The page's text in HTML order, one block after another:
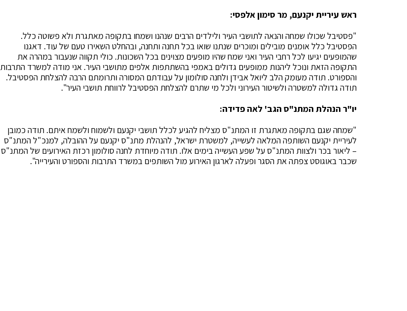
ראש עיריית יקנעם, מר סימון אלפסי:
"פסטיבל שכולו שמחה והנאה לתושבי העיר ולילדים הרבים שנהנו ושמחו בתקופה מאתגרת ולא פשוטה כלל.
הפסטיבל כלל אומנים מובילים ומוכרים שנתנו שואו בכל תחנה ותחנה, ובהחלט השאירו טעם של עוד. דאגנו
שהמופעים יגיעו לכל רחבי העיר ואני שמח שהיו מופעים מצוינים בכל השכונות. כולי תקווה שנעבור במהרה את
התקופה הזאת ונוכל ליהנות ממופעים גדולים באמפי בהשתתפות אלפים מתושבי העיר. אני מודה למשרד התרבות
והספורט. תודה מעומק הלב ליואל אבידן ולחנה סולומון על עבודתם המסורה ותרומתם הרבה להצלחת הפסטיבל.
תודה גדולה למשטרה ולשיטור העירוני ולכל מי שתרם להצלחת הפסטיבל לרווחת תושבי העיר".
יו"ר הנהלת המתנ"ס הגב' לאה פדידה:
"שמחה שגם בתקופה מאתגרת זו המתנ"ס מצליח להגיע לכלל תושבי יקנעם ולשמוח ולשמח איתם. תודה כמובן
לעיריית יקנעם השותפה המלאה לעשייה, למשטרת ישראל, להנהלת מתנ"ס יקנעם על ההובלה, למנכ"ל המתנ"ס
– ליאור בכר ולצוות המתנ"ס על שפע העשייה בימים אלו. תודה מיוחדת לחנה סולומון רכזת האירועים של המתנ"ס
שכבר באוגוסט צפתה את הסגר ופעלה לארגון האירוע מול השותפים במשרד התרבות והספורט והעירייה".